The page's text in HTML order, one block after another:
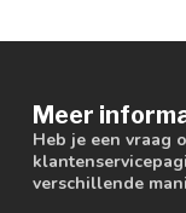
Meer
Heb je een vraag
verschillende